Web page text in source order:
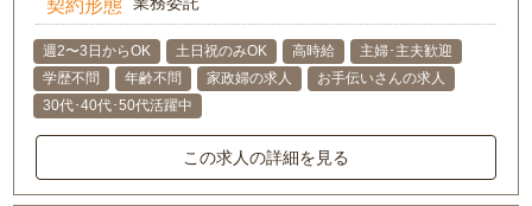
契約形態
週2〜3日からOK 土日祝のみOK 高時給
主婦･主夫歓迎
学歴不問
年齢不問 家政婦の求人
お手伝いさんの求人
30代･40代･50代活躍中
この求人の詳細を見る